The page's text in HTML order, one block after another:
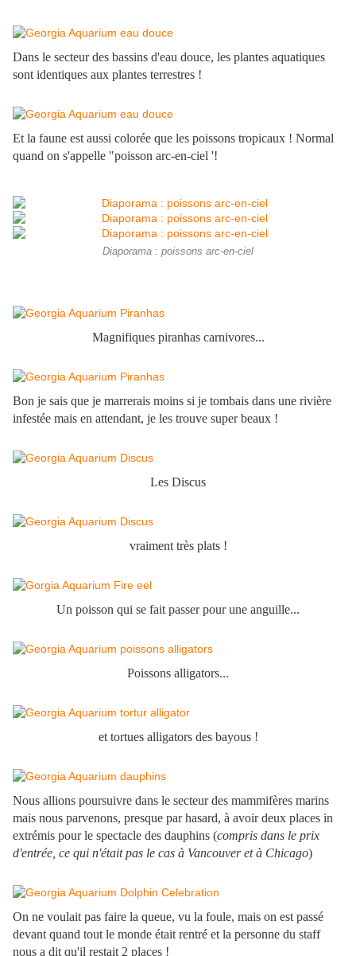
Dans le secteur des bassins d'eau douce, les plantes aquatiques
sont identiques aux plantes terrestres !
Et la faune est aussi colorée que les poissons tropicaux ! Normal
quand on s'appelle "poisson arc-en-ciel '!
Diaporama : poissons arc-en-ciel
Magnifiques piranhas carnivores...
Bon je sais que je marrerais moins si je tombais dans une rivière
infestée mais en attendant, je les trouve super beaux !
Les Discus
vraiment très plats !
Un poisson qui se fait passer pour une anguille...
Poissons alligators...
et tortues alligators des bayous !
Nous allions poursuivre dans le secteur des mammifères marins
mais nous parvenons, presque par hasard, à avoir deux places in
extrémis pour le spectacle des dauphins (compris dans le prix
d'entrée, ce qui n'était pas le cas à Vancouver et à Chicago)
On ne voulait pas faire la queue, vu la foule, mais on est passé
devant quand tout le monde était rentré et la personne du staff
nous a dit qu'il restait 2 places !